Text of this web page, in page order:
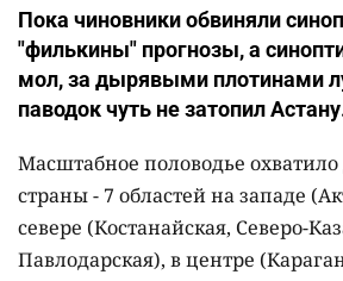
Пока чиновники обвиняли
"филькины" прогнозы, а
мол, за дырявыми плотинами
паводок чуть не затопил
Масштабное половодье
страны - 7 областей на западе
севере (Костанайская, Северо-
Павлодарская), в центре